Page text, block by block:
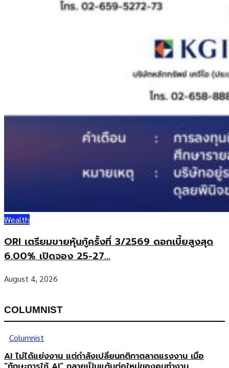
Wealth
ORI เตรียมขายหุ้นกู้ครั้งที่ 3/2569 ดอกเบี้ยสูงสุด
6.00% เปิดจอง 25-27...
August 4, 2026
COLUMNIST
Columnist
AI ไม่ได้แย่งงาน แต่กำลังเปลี่ยนกติกาตลาดแรงงาน เมื่อ